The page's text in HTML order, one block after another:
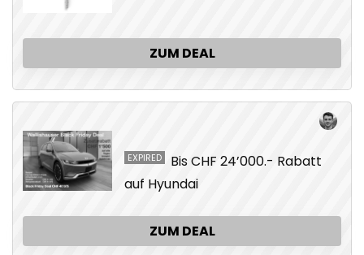
ZUM DEAL
EXPIRED
Bis CHF 24’000.- Rabatt
auf Hyundai
ZUM DEAL